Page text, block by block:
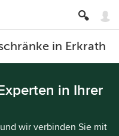
in Erkrath
in Ihrer
wir verbinden Sie mit